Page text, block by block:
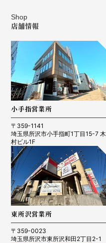
Shop
店舗情報
小手指営業所
〒359-1141
埼玉県所沢市小手指町1丁目15-7 木
村ビル1F
東所沢営業所
〒359-0023
埼玉県所沢市東所沢和田2丁目2-1